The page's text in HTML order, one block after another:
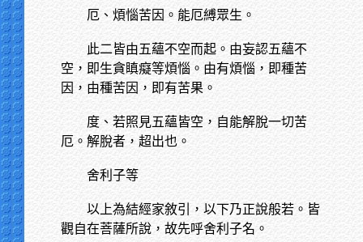
厄、煩惱苦因。能厄縛眾生。
此二皆由五蘊不空而起。由妄認五蘊不
空，即生貪瞋癡等煩惱。由有煩惱，即種苦
因，由種苦因，即有苦果。
度、若照見五蘊皆空，自能解脫一切苦
厄。解脫者，超出也。
舍利子等
以上為結經家敘引，以下乃正說般若。皆
觀自在菩薩所說，故先呼舍利子名。